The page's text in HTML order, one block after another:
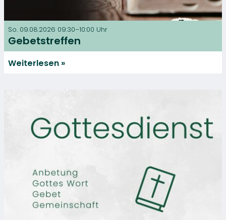
So. 09.08.2026 09:30–10:00 Uhr
Gebetstreffen
Weiterlesen